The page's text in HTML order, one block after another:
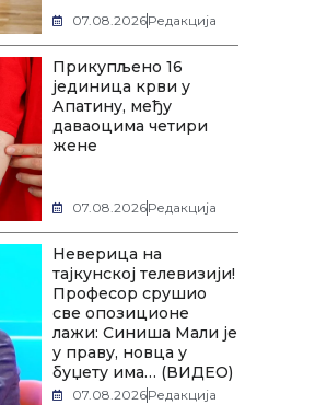
07.08.2026Редакција
Прикупљено 16
јединица крви у
Апатину, међу
даваоцима четири
жене
07.08.2026Редакција
Неверица на
тајкунској телевизији!
Професор срушио
све опозиционе
лажи: Синиша Мали је
у праву, новца у
буџету има… (ВИДЕО)
07.08.2026Редакција